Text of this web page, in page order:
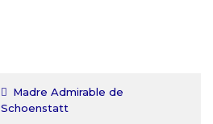
Madre Admirable de
Schoenstatt